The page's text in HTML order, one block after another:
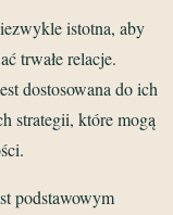
istotna, aby
trwałe relacje.
dostosowana do ich
strategii, które mogą
podstawowym